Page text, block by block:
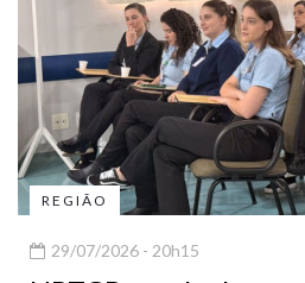
REGIÃO
29/07/2026 - 20h15